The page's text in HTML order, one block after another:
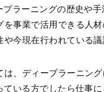
ラーニングの歴史や
を事業で活用できる人
今現在行われている議
、ディープラーニン
いる方でしたら仕事